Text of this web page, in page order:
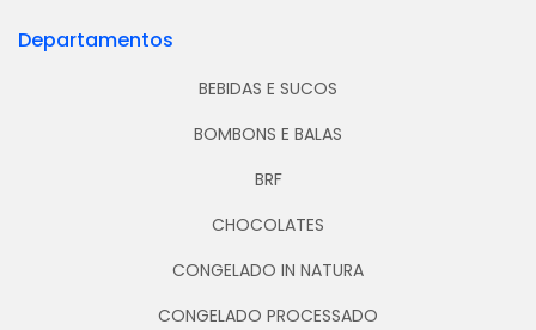
Departamentos
BEBIDAS E SUCOS
BOMBONS E BALAS
BRF
CHOCOLATES
CONGELADO IN NATURA
CONGELADO PROCESSADO